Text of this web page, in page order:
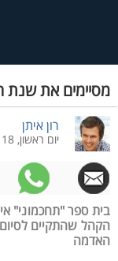
מסיימים את שנת
רון איתן
יום ראשון, 18 באוקטובר 2015, 18:06
בית ספר "תחכמוני"
הקהל שהתקיים
האדמה